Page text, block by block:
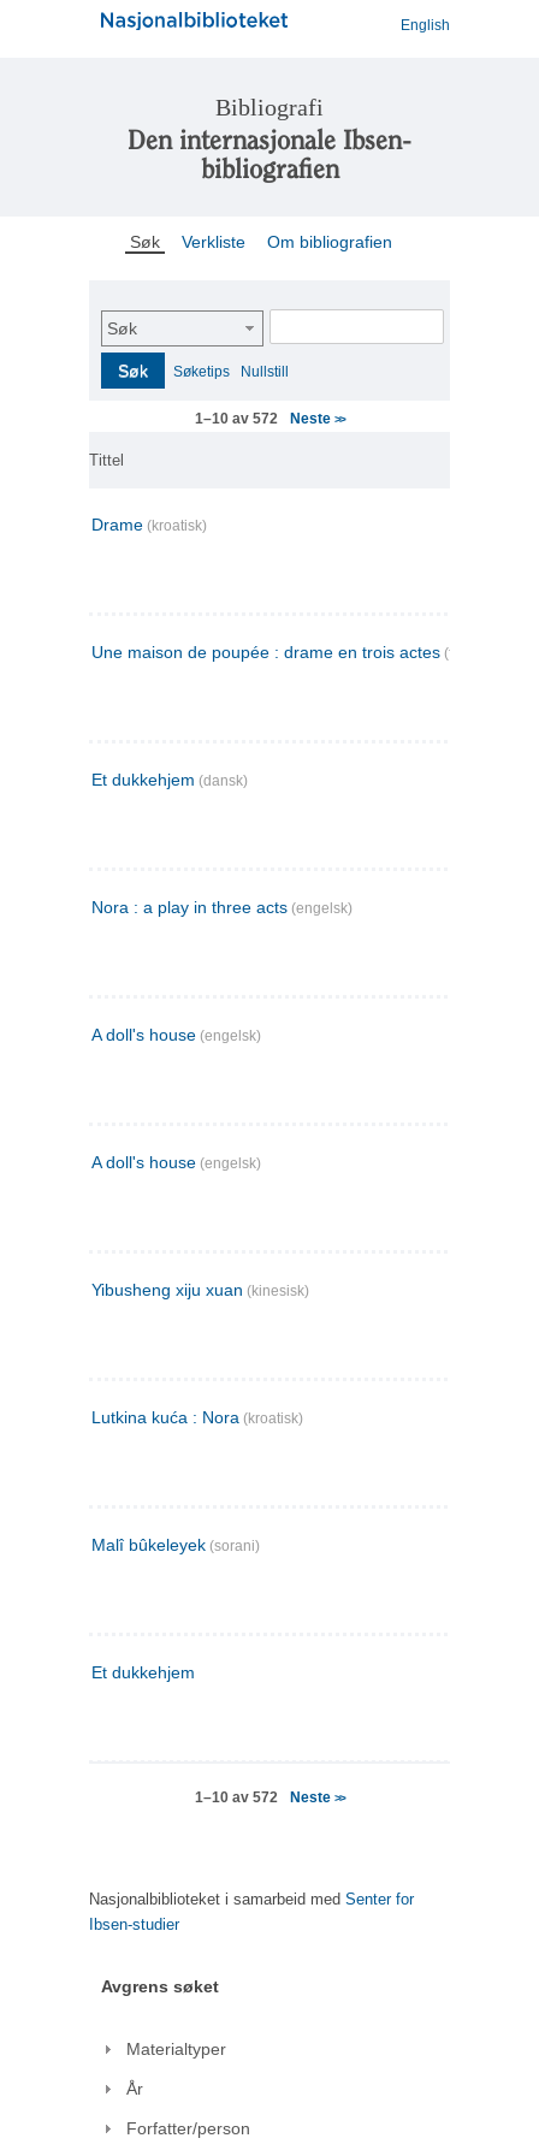
English
Bibliografi
Den internasjonale Ibsen-
bibliografien
Søk Verkliste Om bibliografien
Søk
Søk Søketips Nullstill
1–10 av 572 Neste >>
Tittel
Drame (kroatisk)
Une maison de poupée : drame en trois actes (fransk)
Et dukkehjem (dansk)
Nora : a play in three acts (engelsk)
A doll's house (engelsk)
A doll's house (engelsk)
Yibusheng xiju xuan (kinesisk)
Lutkina kuća : Nora (kroatisk)
Malî bûkeleyek (sorani)
Et dukkehjem
1–10 av 572 Neste >>
Nasjonalbiblioteket i samarbeid med Senter for
Ibsen-studier
Avgrens søket
Materialtyper
År
Forfatter/person